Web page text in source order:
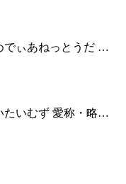
でぃあねっとうだ …
たいむず 愛称・略…